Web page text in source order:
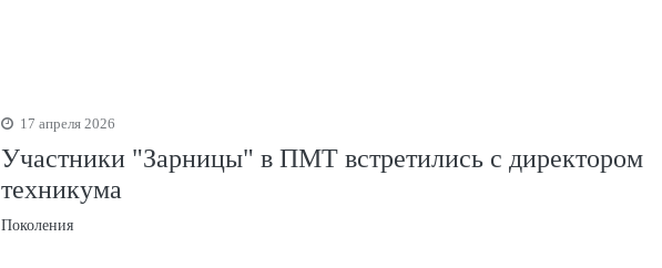
17 апреля 2026
Участники "Зарницы" в ПМТ встретились с директором
техникума
Поколения